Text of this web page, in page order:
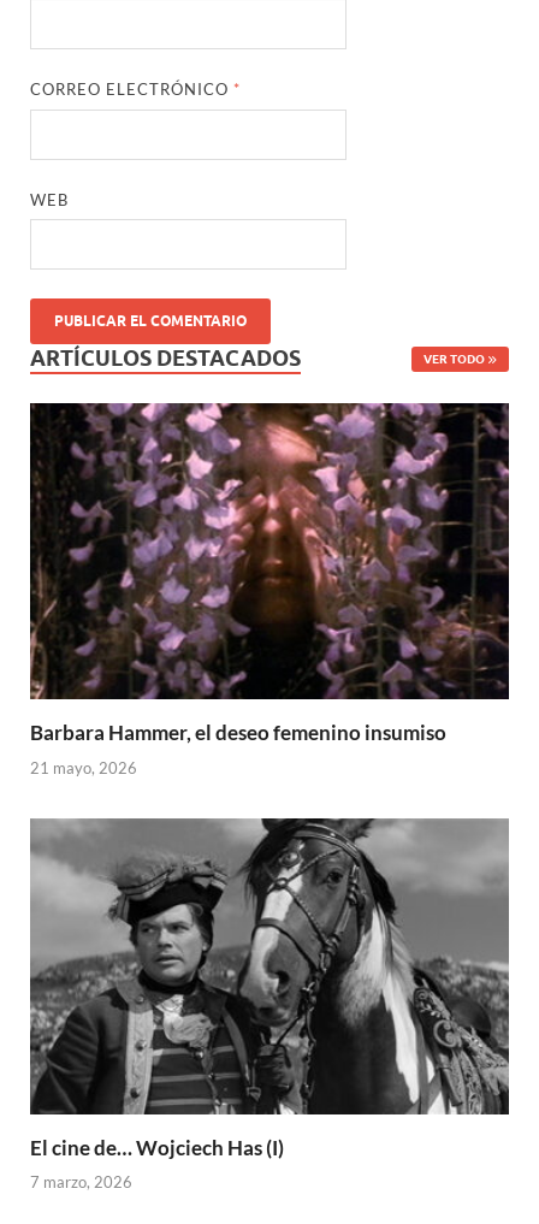
CORREO ELECTRÓNICO *
WEB
ARTÍCULOS DESTACADOS VER TODO
Barbara Hammer, el deseo femenino insumiso
21 mayo, 2026
El cine de… Wojciech Has (I)
7 marzo, 2026